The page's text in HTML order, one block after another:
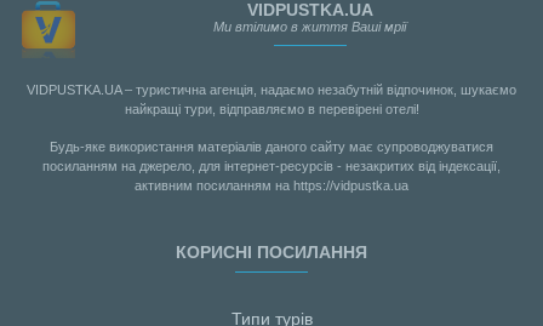
VIDPUSTKA.UA
Ми втілимо в життя Ваші мрії
VIDPUSTKA.UA – туристична агенція, надаємо незабутній відпочинок, шукаємо
найкращі тури, відправляємо в перевірені отелі!
Будь-яке використання матеріалів даного сайту має супроводжуватися
посиланням на джерело, для інтернет-ресурсів - незакритих від індексації,
активним посиланням на https://vidpustka.ua
КОРИСНІ ПОСИЛАННЯ
Типи турів